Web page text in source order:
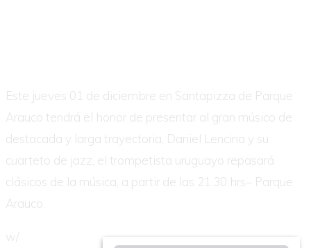
Este jueves 01 de diciembre en Santapizza de Parque
Arauco tendrá el honor de presentar al gran músico de
destacada y larga trayectoria, Daniel Lencina y su
cuarteto de jazz, el trompetista uruguayo repasará
clásicos de la música, a partir de las 21.30 hrs– Parque
Arauco.
w/